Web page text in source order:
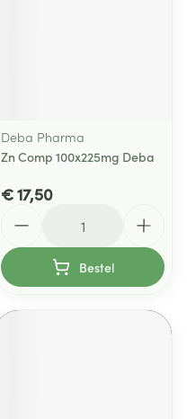
Deba Pharma
Zn Comp 100x225mg Deba
€ 17,50
Bestel